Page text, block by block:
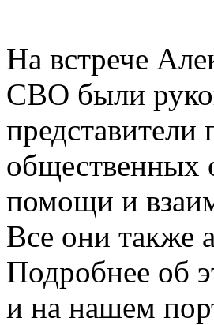
На встрече
СВО были
представители
общественных
помощи и
Все они также
Подробнее об
и на нашем